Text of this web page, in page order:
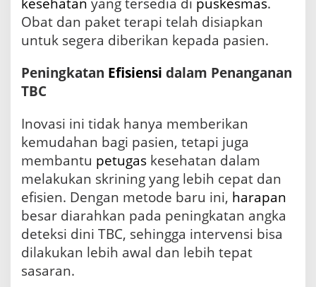
Obat dan paket terapi telah disiapkan
untuk segera diberikan kepada pasien.
Peningkatan Efisiensi dalam Penanganan
TBC
Inovasi ini tidak hanya memberikan
kemudahan bagi pasien, tetapi juga
membantu petugas kesehatan dalam
melakukan skrining yang lebih cepat dan
efisien. Dengan metode baru ini, harapan
besar diarahkan pada peningkatan angka
deteksi dini TBC, sehingga intervensi bisa
dilakukan lebih awal dan lebih tepat
sasaran.